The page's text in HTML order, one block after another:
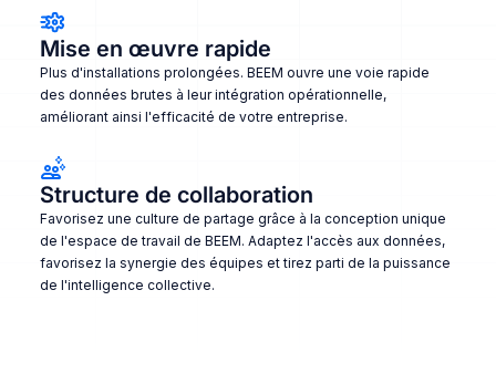
Mise en œuvre rapide
Plus d'installations prolongées. BEEM ouvre une voie rapide
des données brutes à leur intégration opérationnelle,
améliorant ainsi l'efficacité de votre entreprise.
Structure de collaboration
Favorisez une culture de partage grâce à la conception unique
de l'espace de travail de BEEM. Adaptez l'accès aux données,
favorisez la synergie des équipes et tirez parti de la puissance
de l'intelligence collective.